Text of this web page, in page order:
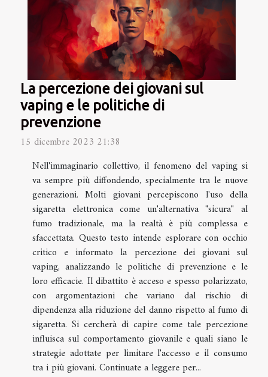
La percezione dei giovani sul
vaping e le politiche di
prevenzione
15 dicembre 2023 21:38
Nell'immaginario collettivo, il fenomeno del vaping si
va sempre più diffondendo, specialmente tra le nuove
generazioni. Molti giovani percepiscono l'uso della
sigaretta elettronica come un'alternativa "sicura" al
fumo tradizionale, ma la realtà è più complessa e
sfaccettata. Questo testo intende esplorare con occhio
critico e informato la percezione dei giovani sul
vaping, analizzando le politiche di prevenzione e le
loro efficacie. Il dibattito è acceso e spesso polarizzato,
con argomentazioni che variano dal rischio di
dipendenza alla riduzione del danno rispetto al fumo di
sigaretta. Si cercherà di capire come tale percezione
influisca sul comportamento giovanile e quali siano le
strategie adottate per limitare l'accesso e il consumo
tra i più giovani. Continuate a leggere per...